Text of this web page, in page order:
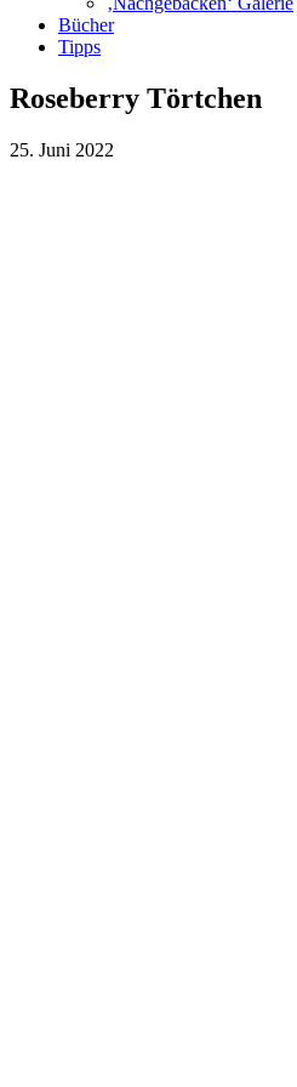
Bücher
Tipps
Roseberry Törtchen
25. Juni 2022